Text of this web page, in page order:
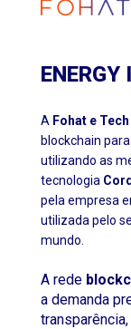
ENERGY
A Fohat e Tech
blockchain
utilizando as
tecnologia
pela empresa
utilizada pelo
mundo.
A rede
a demanda